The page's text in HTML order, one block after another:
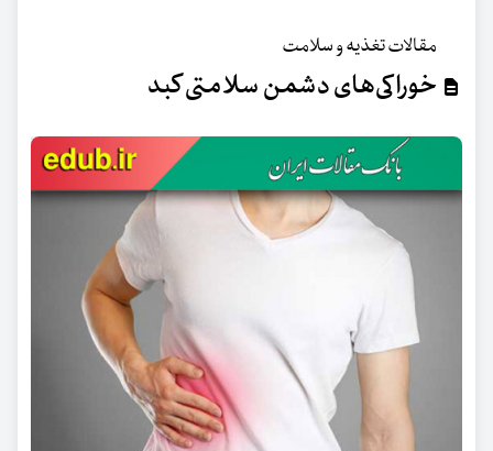
مقالات تغذیه و سلامت
خوراکی‌های دشمن سلامتی کبد